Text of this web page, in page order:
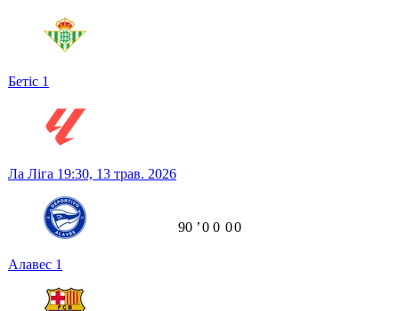
Бетіс 1
Ла Ліга 19:30, 13 трав. 2026
Алавес 1
90 ʼ0 0 00